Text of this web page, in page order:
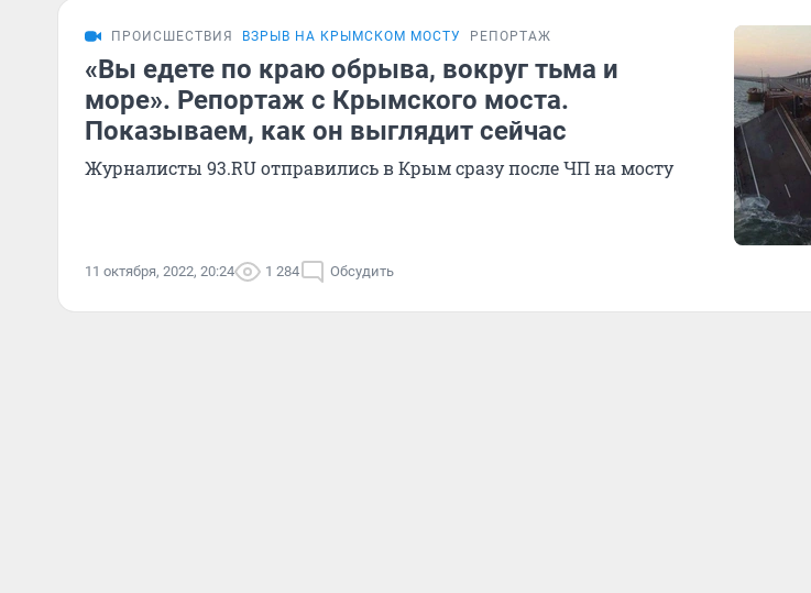
ПРОИСШЕСТВИЯ ВЗРЫВ НА КРЫМСКОМ МОСТУ РЕПОРТАЖ
«Вы едете по краю обрыва, вокруг тьма и
море». Репортаж с Крымского моста.
Показываем, как он выглядит сейчас
Журналисты 93.RU отправились в Крым сразу после ЧП на мосту
11 октября, 2022, 20:24 1 284 Обсудить